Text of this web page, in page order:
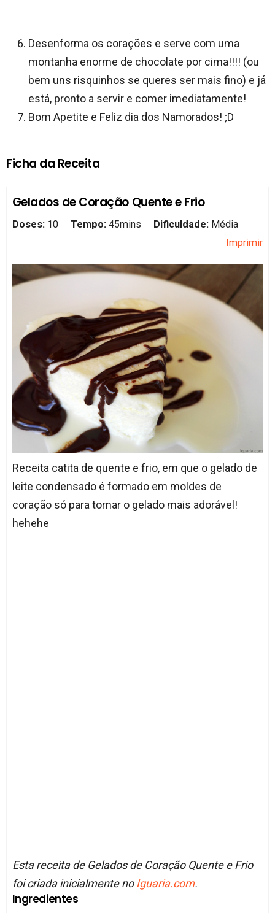
Desenforma os corações e serve com uma
montanha enorme de chocolate por cima!!!! (ou
bem uns risquinhos se queres ser mais fino) e já
está, pronto a servir e comer imediatamente!
Bom Apetite e Feliz dia dos Namorados! ;D
Ficha da Receita
Gelados de Coração Quente e Frio
Doses: 10 Tempo: 45mins Dificuldade: Média
Imprimir
Receita catita de quente e frio, em que o gelado de
leite condensado é formado em moldes de
coração só para tornar o gelado mais adorável!
hehehe
Esta receita de Gelados de Coração Quente e Frio
foi criada inicialmente noIguaria.com.
Ingredientes